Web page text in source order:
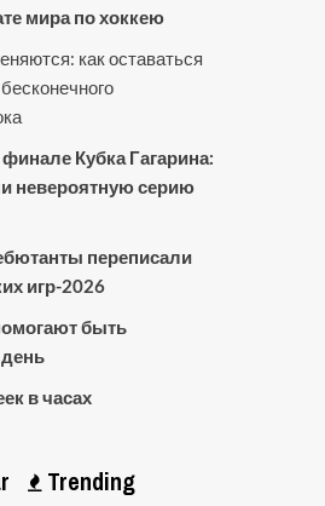
мира по хоккею
как оставаться
Кубка Гагарина:
невероятную серию
переписали
игр-2026
быть
в часах
Trending